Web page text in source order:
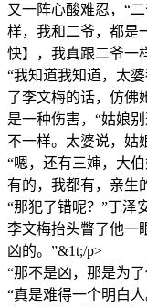
又一阵心酸难忍，“
样，我和二爷，都是
快】，我真跟二爷
“我知道我知道，太
了李文梅的话，仿佛
是一种伤害，“姑娘
不一样。太婆说，姑
“嗯，还有三婶，大
有的，我都有，亲生
“那犯了错呢？”丁泽
李文梅抬头瞥了他一
凶的。”&1t;/p>
“那不是凶，那是为
“真是难得一个明白